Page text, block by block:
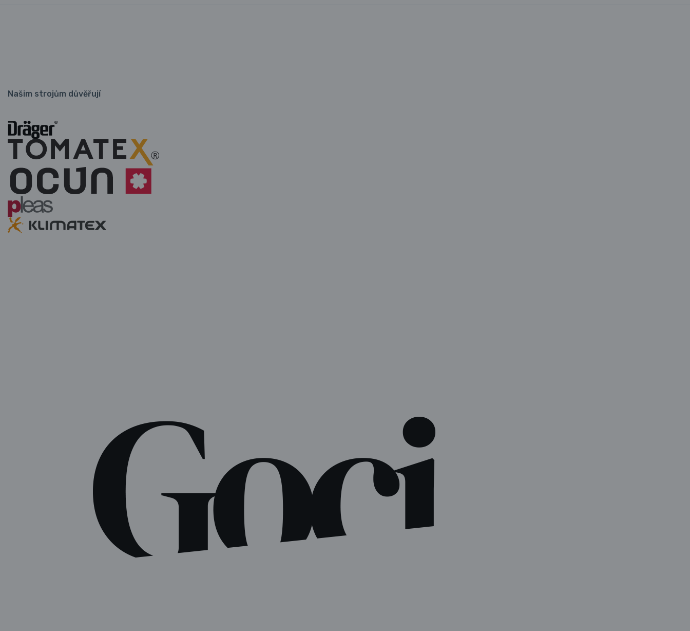
Našim strojům důvěřují